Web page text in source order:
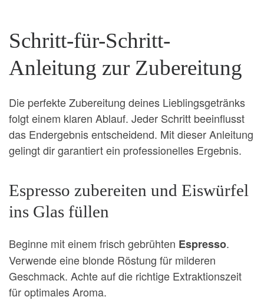
Schritt-für-Schritt-
Anleitung zur Zubereitung
Die perfekte Zubereitung deines Lieblingsgetränks
folgt einem klaren Ablauf. Jeder Schritt beeinflusst
das Endergebnis entscheidend. Mit dieser Anleitung
gelingt dir garantiert ein professionelles Ergebnis.
Espresso zubereiten und Eiswürfel
ins Glas füllen
Beginne mit einem frisch gebrühten Espresso.
Verwende eine blonde Röstung für milderen
Geschmack. Achte auf die richtige Extraktionszeit
für optimales Aroma.